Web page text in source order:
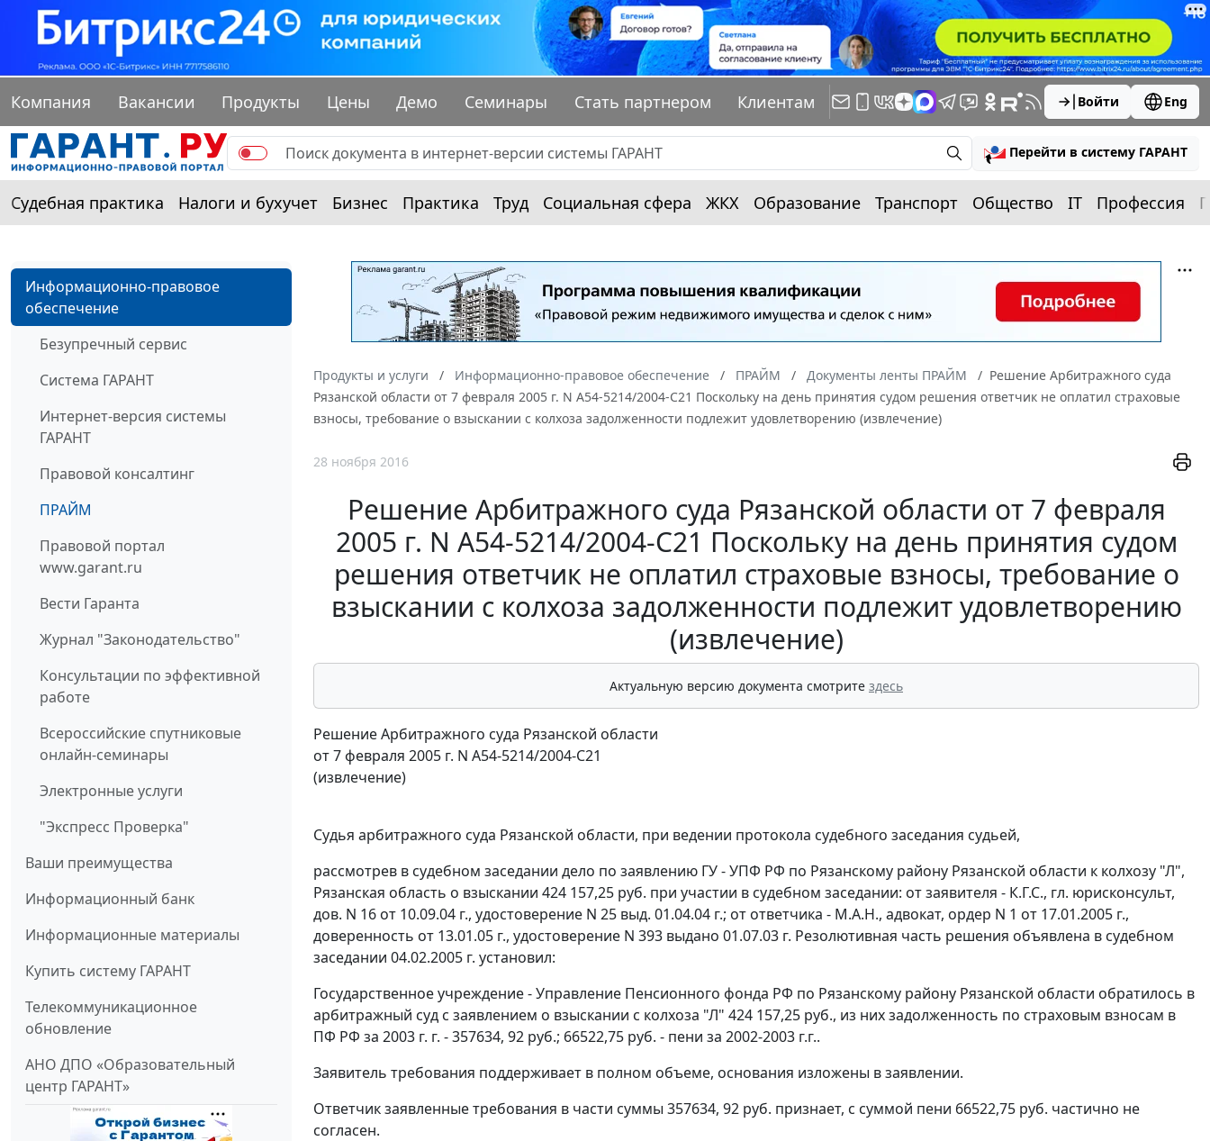
Компания Вакансии Продукты Цены Демо Семинары Стать партнером Клиентам Войти Eng
Перейти в систему ГАРАНТ
Судебная практика Налоги и бухучет Бизнес Практика Труд Социальная сфера ЖКХ Образование Транспорт Общество IT Профессия
Информационно-правовое
обеспечение
Безупречный сервис
Система ГАРАНТ
Интернет-версия системы
ГАРАНТ
Правовой консалтинг
ПРАЙМ
Правовой портал
www.garant.ru
Вести Гаранта
Журнал "Законодательство"
Консультации по эффективной
работе
Всероссийские спутниковые
онлайн-семинары
Электронные услуги
"Экспресс Проверка"
Ваши преимущества
Информационный банк
Информационные материалы
Купить систему ГАРАНТ
Телекоммуникационное
обновление
АНО ДПО «Образовательный
центр ГАРАНТ»
Продукты и услуги Информационно-правовое обеспечение ПРАЙМ Документы ленты ПРАЙМ
Решение Арбитражного суда
Рязанской области от 7 февраля 2005 г. N А54-5214/2004-С21 Поскольку на день принятия судом решения ответчик не оплатил страховые
взносы, требование о взыскании с колхоза задолженности подлежит удовлетворению (извлечение)
28 ноября 2016
Решение Арбитражного суда Рязанской области от 7 февраля
2005 г. N А54-5214/2004-С21 Поскольку на день принятия судом
решения ответчик не оплатил страховые взносы, требование о
взыскании с колхоза задолженности подлежит удовлетворению
(извлечение)
Актуальную версию документа смотрите здесь
Решение Арбитражного суда Рязанской области
от 7 февраля 2005 г. N А54-5214/2004-С21
(извлечение)
Судья арбитражного суда Рязанской области, при ведении протокола судебного заседания судьей,
рассмотрев в судебном заседании дело по заявлению ГУ - УПФ РФ по Рязанскому району Рязанской области к колхозу "Л",
Рязанская область о взыскании 424 157,25 руб. при участии в судебном заседании: от заявителя - К.Г.С., гл. юрисконсульт,
дов. N 16 от 10.09.04 г., удостоверение N 25 выд. 01.04.04 г.; от ответчика - М.А.Н., адвокат, ордер N 1 от 17.01.2005 г.,
доверенность от 13.01.05 г., удостоверение N 393 выдано 01.07.03 г. Резолютивная часть решения объявлена в судебном
заседании 04.02.2005 г. установил:
Государственное учреждение - Управление Пенсионного фонда РФ по Рязанскому району Рязанской области обратилось в
арбитражный суд с заявлением о взыскании с колхоза "Л" 424 157,25 руб., из них задолженность по страховым взносам в
ПФ РФ за 2003 г. г. - 357634, 92 руб.; 66522,75 руб. - пени за 2002-2003 г.г..
Заявитель требования поддерживает в полном объеме, основания изложены в заявлении.
Ответчик заявленные требования в части суммы 357634, 92 руб. признает, с суммой пени 66522,75 руб. частично не
согласен.